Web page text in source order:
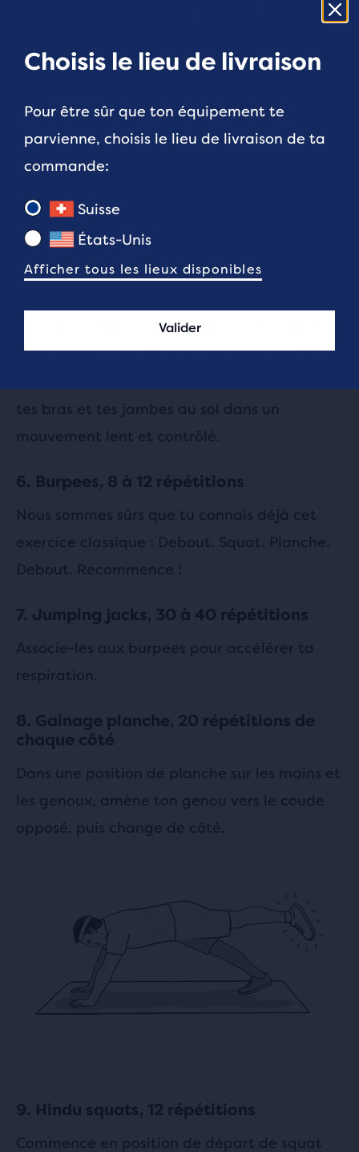
Allonge-toi face contre terre. Soulève les bras
et les jambes simultanément à environ 30 cm
tes bras et tes jambes au sol dans un
mouvement lent et contrôlé.
6. Burpees, 8 à 12 répétitions
Nous sommes sûrs que tu connais déjà cet
exercice classique : Debout. Squat. Planche.
Debout. Recommence !
7. Jumping jacks, 30 à 40 répétitions
Associe-les aux burpees pour accélérer ta
respiration.
8. Gainage planche, 20 répétitions de
chaque côté
Dans une position de planche sur les mains et
les genoux, amène ton genou vers le coude
opposé, puis change de côté.
9. Hindu squats, 12 répétitions
Commence en position de départ de squat
Choisis le lieu de livraison
Pour être sûr que ton équipement te
parvienne, choisis le lieu de livraison de ta
commande:
Suisse
États-Unis
Afficher tous les lieux disponibles
Valider